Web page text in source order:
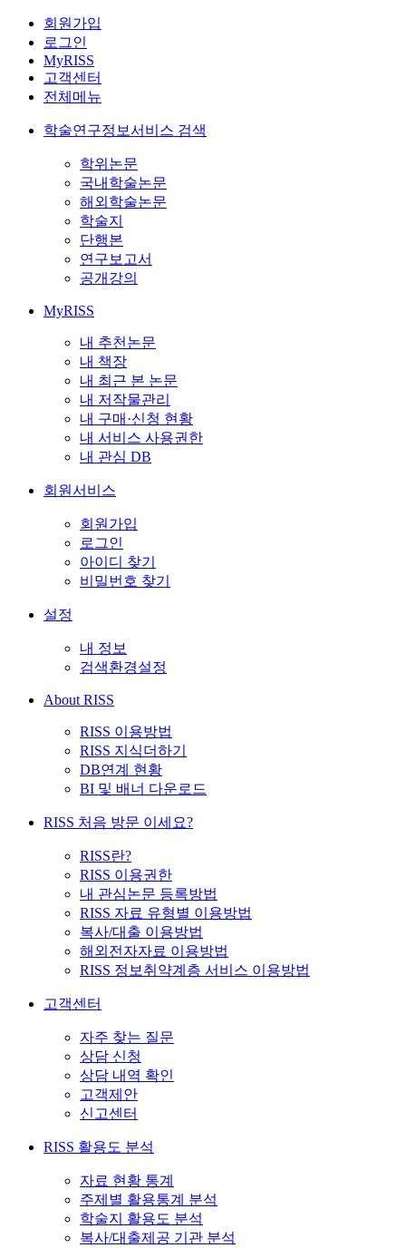
회원가입
로그인
MyRISS
고객센터
전체메뉴
학술연구정보서비스 검색
학위논문
국내학술논문
해외학술논문
학술지
단행본
연구보고서
공개강의
MyRISS
내 추천논문
내 책장
내 최근 본 논문
내 저작물관리
내 구매·신청 현황
내 서비스 사용권한
내 관심 DB
회원서비스
회원가입
로그인
아이디 찾기
비밀번호 찾기
설정
내 정보
검색환경설정
About RISS
RISS 이용방법
RISS 지식더하기
DB연계 현황
BI 및 배너 다운로드
RISS 처음 방문 이세요?
RISS란?
RISS 이용권한
내 관심논문 등록방법
RISS 자료 유형별 이용방법
복사/대출 이용방법
해외전자자료 이용방법
RISS 정보취약계층 서비스 이용방법
고객센터
자주 찾는 질문
상담 신청
상담 내역 확인
고객제안
신고센터
RISS 활용도 분석
자료 현황 통계
주제별 활용통계 분석
학술지 활용도 분석
복사/대출제공 기관 분석